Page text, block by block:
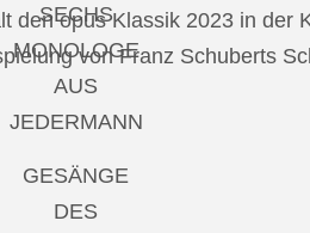
SECHS
MONOLOGE
AUS
JEDERMANN
GESÄNGE
DES
den opus Klassik 2023 in der
von Franz Schuberts